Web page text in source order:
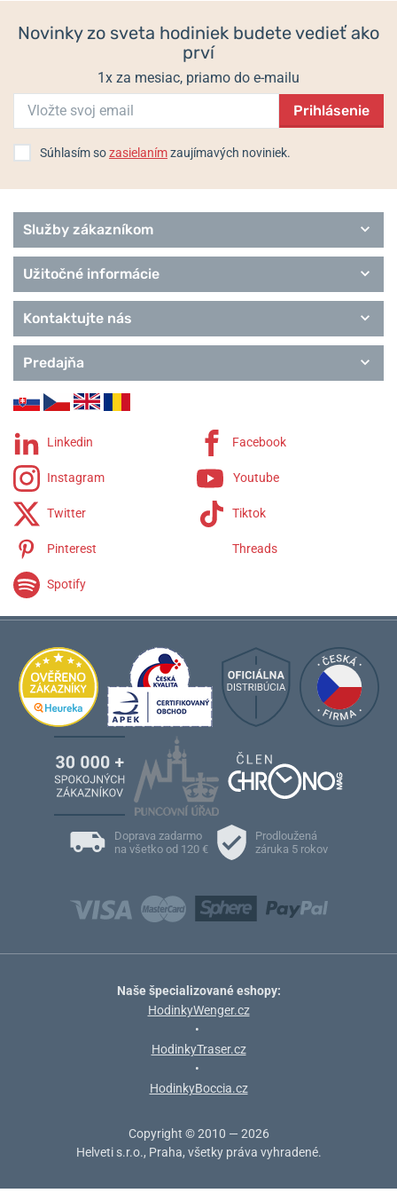
Trend
Novinky zo sveta hodiniek budete vedieť ako
prví
1x za mesiac, priamo do e-mailu
Prihlásenie
Súhlasím sozasielanímzaujímavých noviniek.
Služby zákazníkom
Užitočné informácie
Kontaktujte nás
Predajňa
Linkedin Facebook
Instagram Youtube
Twitter Tiktok
Pinterest Threads
Spotify
Doprava zadarmo
na všetko od 120 €
Prodloužená
záruka 5 rokov
Naše špecializované eshopy:
HodinkyWenger.cz
•
HodinkyTraser.cz
•
HodinkyBoccia.cz
Copyright © 2010 — 2026
Helveti s.r.o., Praha, všetky práva vyhradené.